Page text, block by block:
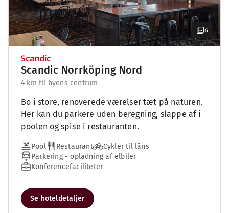
6
Scandic Norrköping Nord
4 km til byens centrum
Bo i store, renoverede værelser tæt på naturen.
Her kan du parkere uden beregning, slappe af i
poolen og spise i restauranten.
Pool Restaurant
Cykler til låns
Parkering - opladning af elbiler
Konferencefaciliteter
Se hoteldetaljer